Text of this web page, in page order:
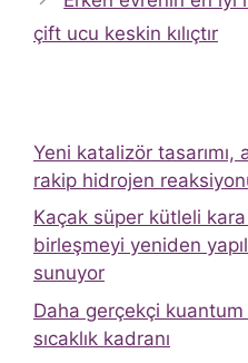
çift ucu keskin kılıçtır
Yeni katalizör
rakip hidrojen
Kaçak süper kütleli
birleşmeyi yeniden
sunuyor
Daha gerçekçi kuantum
sıcaklık kadranı